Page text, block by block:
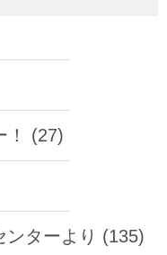
！ (27)
ンターより (135)